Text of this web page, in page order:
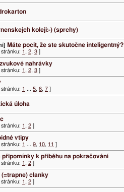
koleji:-) (sprchy)
Máte pocit, že ste skutočne inteligentný?
1 , 2, 3 ]
nahrávky
1 , 2, 3 ]
1 ... 5, 6, 7 ]
úloha
1 , 2 ]
vtipy
1 ... 9, 10, 11 ]
připomínky k příběhu na pokračování
1 , 2 ]
(=trapne) clanky
1 , 2 ]